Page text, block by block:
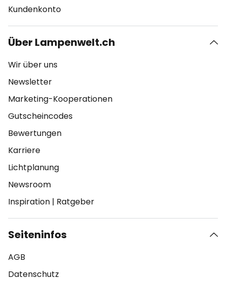
Kundenkonto
Über Lampenwelt.ch
Wir über uns
Newsletter
Marketing-Kooperationen
Gutscheincodes
Bewertungen
Karriere
Lichtplanung
Newsroom
Inspiration | Ratgeber
Seiteninfos
AGB
Datenschutz